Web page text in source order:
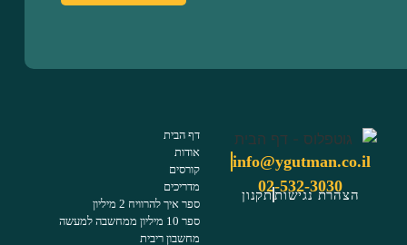
info@ygutman.co.il
02-532-3030
הצהרת נגישותתקנון
דף הבית
אודות
קורסים
ספר איך להרוויח 2 מיליון
מחשבון ריבית